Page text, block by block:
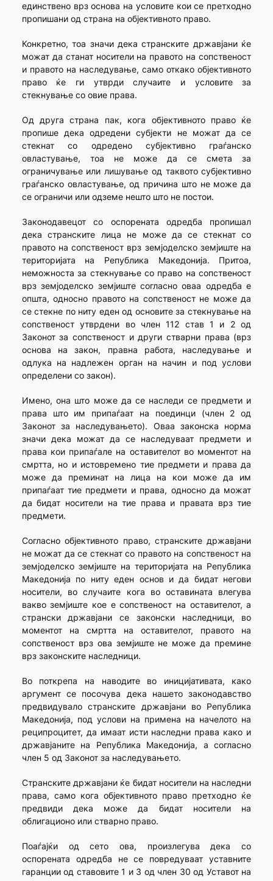
единствено врз основа на условите кои се претходно
пропишани од страна на објективното право.
Конкретно, тоа значи дека странските државјани ќе
можат да станат носители на правото на сопственост
и правото на наследување, само откако објективното
право ќе ги утврди случаите и условите за
стекнување со овие права.
Од друга страна пак, кога објективното право ќе
пропише дека одредени субјекти не можат да се
стекнат со одредено субјективно граѓанско
овластување, тоа не може да се смета за
ограничување или лишување од таквото субјективно
граѓанско овластување, од причина што не може да
се ограничи или одземе нешто што не постои.
Законодавецот со оспорената одредба пропишал
дека странските лица не може да се стекнат со
правото на сопственост врз земјоделско земјиште на
територијата на Република Македонија. Притоа,
неможноста за стекнување со право на сопственост
врз земјоделско земјиште согласно оваа одредба е
општа, односно правото на сопственост не може да
се стекне по ниту еден од основите за стекнување на
сопственост утврдени во член 112 став 1 и 2 од
Законот за сопственост и други стварни права (врз
основа на закон, правна работа, наследување и
одлука на надлежен орган на начин и под услови
определени со закон).
Имено, она што може да се наследи се предмети и
права што им припаѓаат на поединци (член 2 од
Законот за наследувањето). Оваа законска норма
значи дека можат да се наследуваат предмети и
права кои припаѓале на оставителот во моментот на
смртта, но и истовремено тие предмети и права да
може да преминат на лица на кои може да им
припаѓаат тие предмети и права, односно да можат
да бидат носители на тие права и правата врз тие
предмети.
Согласно објективното право, странските државјани
не можат да се стекнат со правото на сопственост на
земјоделско земјиште на територијата на Република
Македонија по ниту еден основ и да бидат негови
носители, во случаите кога во оставината влегува
вакво земјиште кое е сопственост на оставителот, а
странски државјани се законски наследници, во
моментот на смртта на оставителот, правото на
сопственост врз ова земјиште не може да премине
врз законските наследници.
Во поткрепа на наводите во иницијативата, како
аргумент се посочува дека нашето законодавство
предвидувало странските државјани во Република
Македонија, под услови на примена на начелото на
реципроцитет, да имаат исти наследни права како и
државјаните на Република Македонија, а согласно
член 5 од Законот за наследувањето.
Странските државјани ќе бидат носители на наследни
права, само кога објективното право претходно ќе
предвиди дека може да бидат носители на
облигационо или стварно право.
Поаѓајќи од сето ова, произлегува дека со
оспорената одредба не се повредуваат уставните
гаранции од ставовите 1 и 3 од член 30 од Уставот на